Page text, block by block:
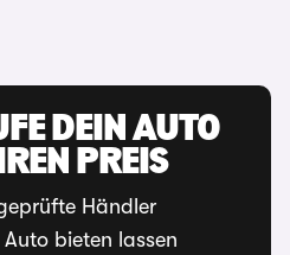
DEIN AUTO
PREIS
Händler
bieten lassen